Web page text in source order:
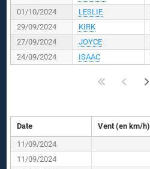
01/10/2024
LESLIE
29/09/2024
KIRK
27/09/2024
JOYCE
24/09/2024
ISAAC
Date Vent (en km/h)
11/09/2024
11/09/2024